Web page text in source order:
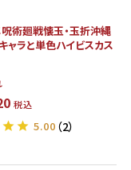
術廻戦懐玉・玉折沖縄
ャラと単色ハイビスカス
税込
5.00 （2）